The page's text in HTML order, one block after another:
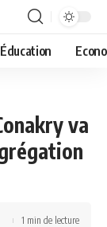
Éducation
va
1 min de lecture